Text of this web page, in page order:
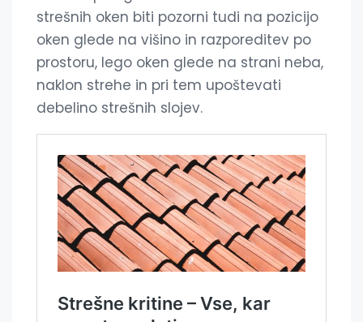
strešnih oken biti pozorni tudi na pozicijo
oken glede na višino in razporeditev po
prostoru, lego oken glede na strani neba,
naklon strehe in pri tem upoštevati
debelino strešnih slojev.